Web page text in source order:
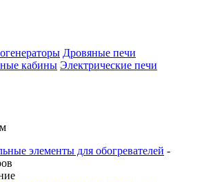
Дровяные печи
кабины Электрические печи
элементы для обогревателей -